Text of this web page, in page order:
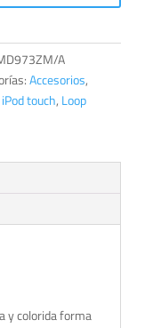
A
Accesorios,
iPod touch, Loop
y colorida forma